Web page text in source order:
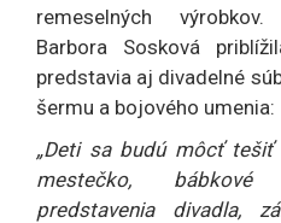
remeselných
Barbora Sosková
predstavia aj divadelné
šermu a bojového umenia:
„Deti sa budú môcť tešiť
mestečko, bábkové
predstavenia divadla,